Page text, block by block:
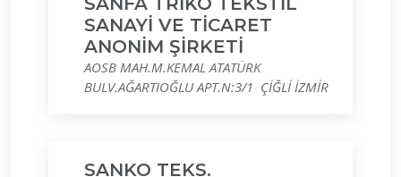
SANAYİ VE TİCARET
ANONİM ŞİRKETİ
AOSB MAH.M.KEMAL ATATÜRK
BULV.AĞARTIOĞLU APT.N:3/1 ÇİĞLİ İZMİR
SANKO TEKS.